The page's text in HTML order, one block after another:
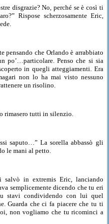
disgrazie? No, perché se è così ti
Rispose scherzosamente Eric,
pensando che Orlandoè arrabbiato
po’…particolare. Penso che si sia
in quegli atteggiamenti. Era
non lo ha mai visto nessuno
un risolino.
rimasero tutti in silenzio.
saputo…” La sorella abbassò gli
le mani al petto.
in extremis Eric, lanciando
semplicementedicendo che tu eri
stavi condividendo con lui quel
Guarda che ci fa piacere che tu ti
non vogliamo che tu ricominci a